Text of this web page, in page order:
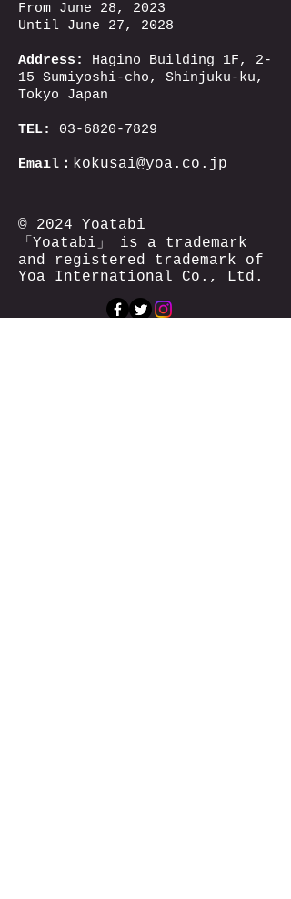
From June 28, 2023
Until June 27, 2028
Address:
Hagino Building 1F, 2-
15 Sumiyoshi-cho, Shinjuku-ku,
Tokyo Japan
TEL: 03-6820-7829
Email： kokusai@yoa.co.jp
© 2024 Yoatabi
「Yoatabi」 is a trademark
and registered trademark of
Yoa International Co., Ltd.